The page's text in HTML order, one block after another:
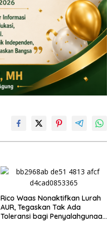
Rico Waas Nonaktifkan Lurah
AUR, Tegaskan Tak Ada
Toleransi bagi Penyalahgunaan